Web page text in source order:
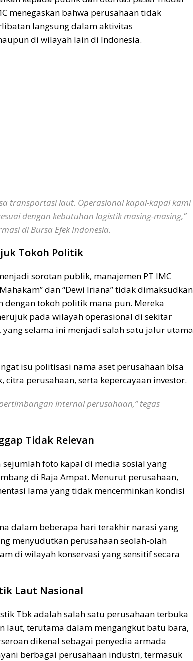
menegaskan bahwa perusahaan tidak
langsung dalam aktivitas
di wilayah lain di Indonesia.
transportasi laut. Operasional kapal-kapal kami
dengan kebutuhan logistik masing-masing,”
di Bursa Efek Indonesia.
Tokoh Politik
sorotan publik, manajemen PT IMC
dan “Dewi Iriana” tidak dimaksudkan
tokoh politik mana pun. Mereka
pada wilayah operasional di sekitar
selama ini menjadi salah satu jalur utama
isu politisasi nama aset perusahaan bisa
perusahaan, serta kepercayaan investor.
internal perusahaan,” tegas
Tidak Relevan
foto kapal di media sosial yang
di Raja Ampat. Menurut perusahaan,
lama yang tidak mencerminkan kondisi
dalam beberapa hari terakhir narasi yang
menyudutkan perusahaan seolah-olah
di wilayah konservasi yang sensitif secara
Laut Nasional
Tbk adalah salah satu perusahaan terbuka
laut, terutama dalam mengangkut batu bara,
dikenal sebagai penyedia armada
berbagai perusahaan industri, termasuk